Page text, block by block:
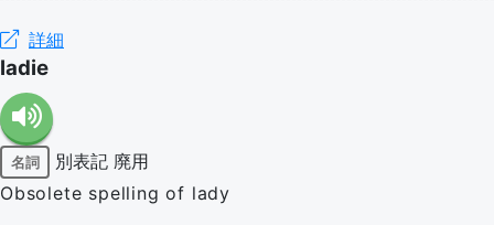
詳細
ladie
名詞 別表記 廃用
Obsolete spelling of lady